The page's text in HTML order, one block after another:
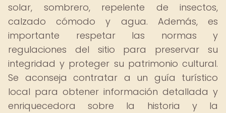
solar, sombrero, repelente de insectos,
calzado cómodo y agua. Además, es
importante respetar las normas y
regulaciones del sitio para preservar su
integridad y proteger su patrimonio cultural.
Se aconseja contratar a un guía turístico
local para obtener información detallada y
enriquecedora sobre la historia y la